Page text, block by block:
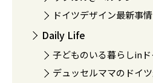
ドイツデザイン最新事情
Daily Life
子どものいる暮らしinド
デュッセルママのドイ